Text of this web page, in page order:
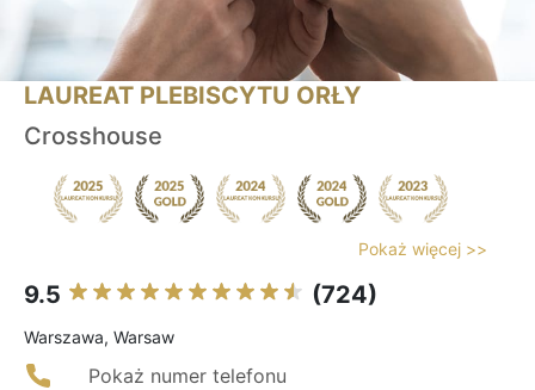
LAUREAT PLEBISCYTU ORŁY
Crosshouse
Pokaż więcej >>
9.5 (724)
Warszawa, Warsaw
Pokaż numer telefonu